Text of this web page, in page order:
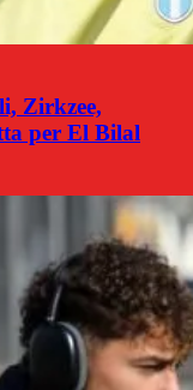
Zirkzee,
per El Bilal